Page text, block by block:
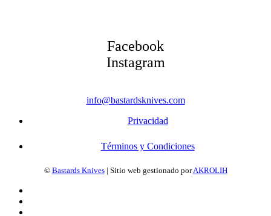
Facebook
Instagram
info@bastardsknives.com
Privacidad
Términos y Condiciones
© Bastards Knives| Sitio web gestionado porAKROLIH